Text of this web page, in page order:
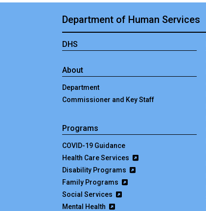
Department of Human Services
DHS
About
Department
Commissioner and Key Staff
Programs
COVID-19 Guidance
Health Care Services
Disability Programs
Family Programs
Social Services
Mental Health